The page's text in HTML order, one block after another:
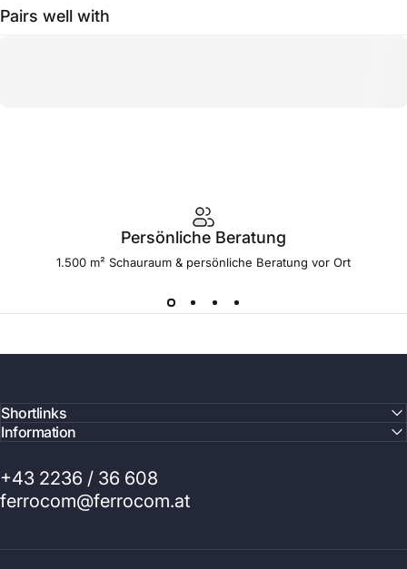
Pairs well with
Persönliche Beratung
1.500 m² Schauraum & persönliche Beratung vor Ort
Shortlinks
Information
+43 2236 / 36 608
ferrocom@ferrocom.at